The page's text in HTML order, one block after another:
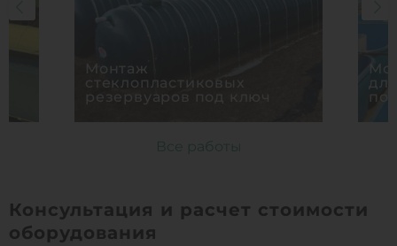
Монтаж
стеклопластиковых
резервуаров под ключ
Все работы
Консультация и расчет стоимости
оборудования